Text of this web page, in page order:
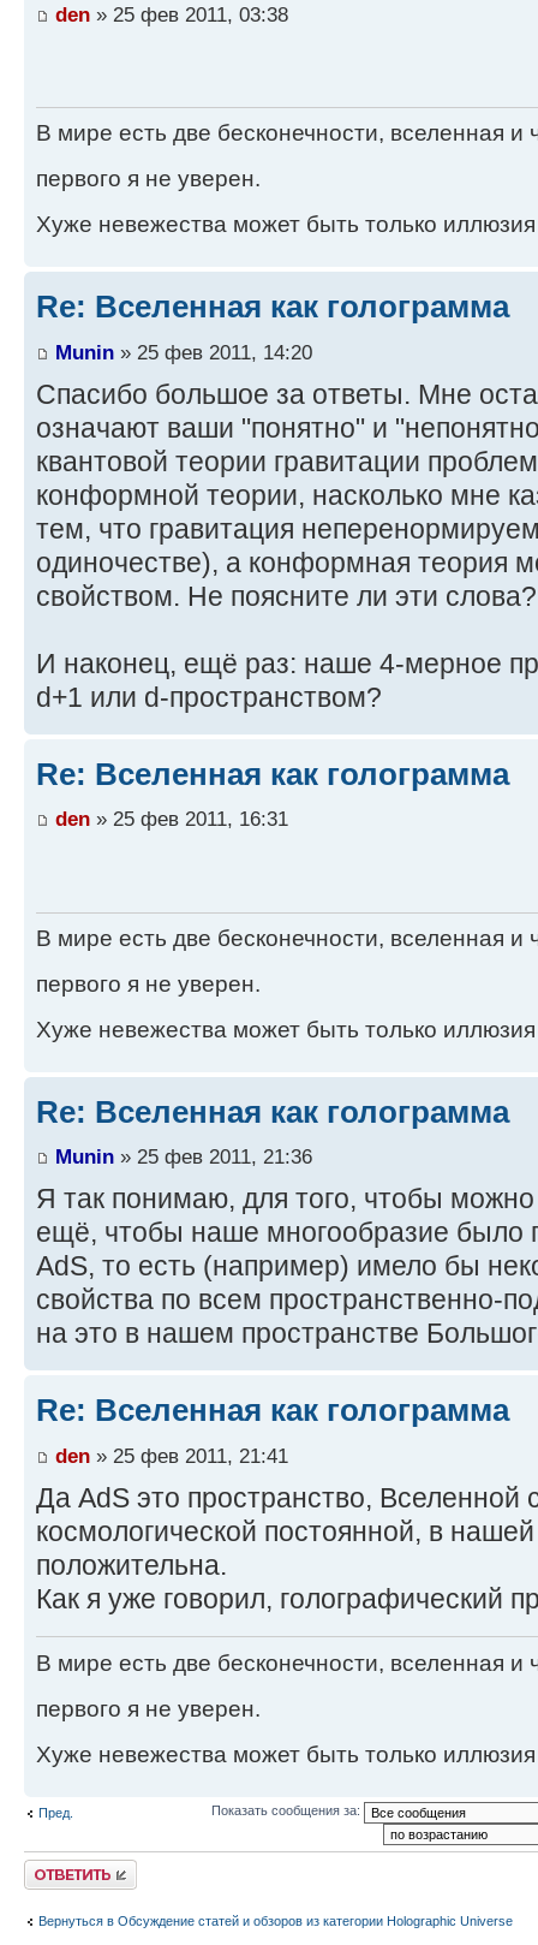
den » 25 фев 2011, 03:38
В мире есть две бесконечности, вселенная и
первого я не уверен.
Хуже невежества может быть только
Re: Вселенная как голограмма
Munin » 25 фев 2011, 14:20
Спасибо большое за ответы. Мне
означают ваши "понятно" и
квантовой теории гравитации
конформной теории, насколько мне
тем, что гравитация
одиночестве), а конформная теория
свойством. Не поясните ли эти слова?
И наконец, ещё раз: наше 4-мерное
d+1 или d-пространством?
Re: Вселенная как голограмма
den » 25 фев 2011, 16:31
В мире есть две бесконечности, вселенная и
первого я не уверен.
Хуже невежества может быть только
Re: Вселенная как голограмма
Munin » 25 фев 2011, 21:36
Я так понимаю, для того, чтобы
ещё, чтобы наше многообразие было
AdS, то есть (например) имело бы
свойства по всем пространственно-
на это в нашем пространстве
Re: Вселенная как голограмма
den » 25 фев 2011, 21:41
Да AdS это пространство, Вселенной
космологической постоянной, в
положительна.
Как я уже говорил, голографический
В мире есть две бесконечности, вселенная и
первого я не уверен.
Хуже невежества может быть только
Пред. Показать сообщения за:
Ответить
Вернуться в Обсуждение статей и обзоров из категории Holographic Universe